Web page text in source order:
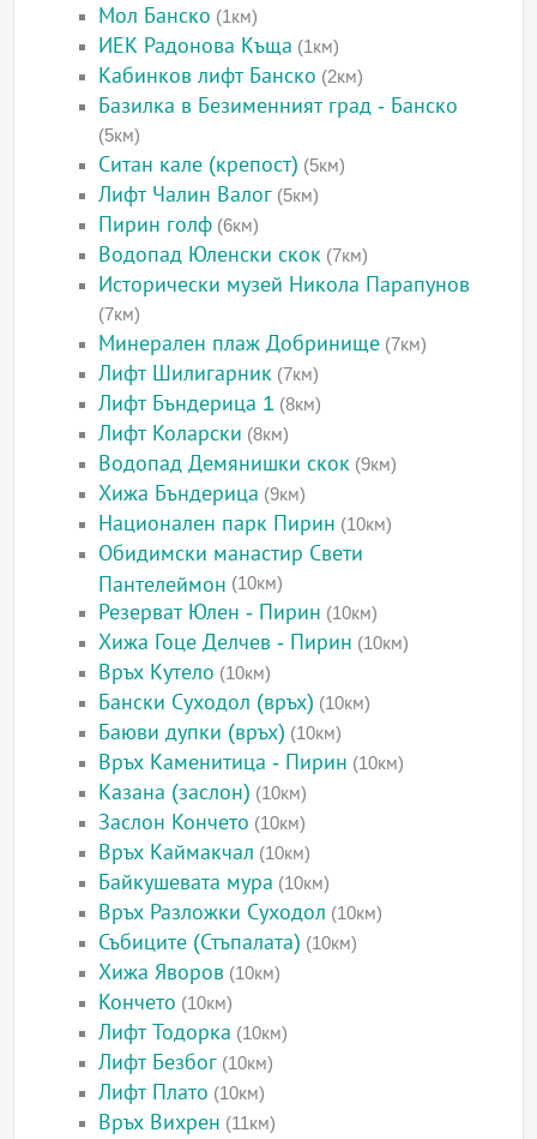
Мол Банско (1км)
ИЕК Радонова Къща (1км)
Кабинков лифт Банско (2км)
Базилка в Безименният град - Банско
(5км)
Ситан кале (крепост) (5км)
Лифт Чалин Валог (5км)
Пирин голф (6км)
Водопад Юленски скок (7км)
Исторически музей Никола Парапунов
(7км)
Минерален плаж Добринище (7км)
Лифт Шилигарник (7км)
Лифт Бъндерица 1 (8км)
Лифт Коларски (8км)
Водопад Демянишки скок (9км)
Хижа Бъндерица (9км)
Национален парк Пирин (10км)
Обидимски манастир Свети
Пантелеймон (10км)
Резерват Юлен - Пирин (10км)
Хижа Гоце Делчев - Пирин (10км)
Връх Кутело (10км)
Бански Суходол (връх) (10км)
Баюви дупки (връх) (10км)
Връх Каменитица - Пирин (10км)
Казана (заслон) (10км)
Заслон Кончето (10км)
Връх Каймакчал (10км)
Байкушевата мура (10км)
Връх Разложки Суходол (10км)
Събиците (Стъпалата) (10км)
Хижа Яворов (10км)
Кончето (10км)
Лифт Тодорка (10км)
Лифт Безбог (10км)
Лифт Плато (10км)
Връх Вихрен (11км)